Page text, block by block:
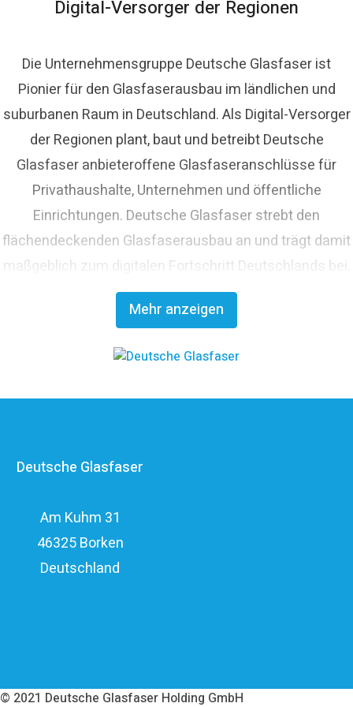
Digital-Versorger der Regionen
Mehr anzeigen
Die Unternehmensgruppe Deutsche Glasfaser ist
Pionier für den Glasfaserausbau im ländlichen und
suburbanen Raum in Deutschland. Als Digital-Versorger
der Regionen plant, baut und betreibt Deutsche
Glasfaser anbieteroffene Glasfaseranschlüsse für
Privathaushalte, Unternehmen und öffentliche
Einrichtungen. Deutsche Glasfaser strebt den
flächendeckenden Glasfaserausbau an und trägt damit
maßgeblich zum digitalen Fortschritt Deutschlands bei.
Mit innovativen Planungs- und Bauverfahren ist
Deutsche Glasfaser Spezialist für einen schnellen und
kosteneffizienten FTTH-Ausbau. Die
Unternehmensgruppe zählt zu den finanzstärksten
elf Milliarden Euro.
Deutsche Glasfaser
Am Kuhm 31
46325 Borken
Deutschland